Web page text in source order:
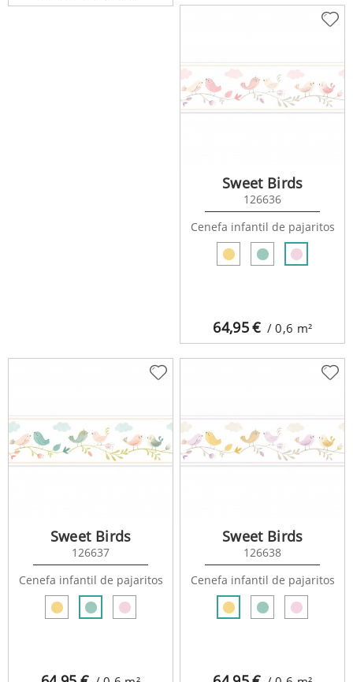
64,95€ / 0,6 m²
Sweet Birds
126636
Cenefa infantil de pajaritos
Sweet Birds
126637
Cenefa infantil de pajaritos
Sweet Birds
126638
Cenefa infantil de pajaritos